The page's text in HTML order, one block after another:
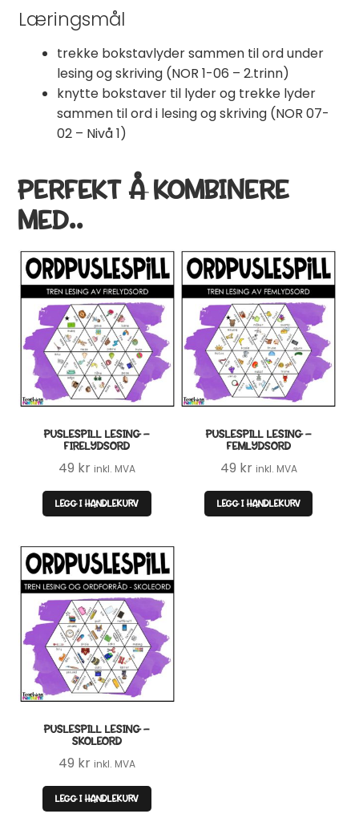
Læringsmål
trekke bokstavlyder sammen til ord under
lesing og skriving (NOR 1-06 – 2.trinn)
knytte bokstaver til lyder og trekke lyder
sammen til ord i lesing og skriving (NOR 07-
02 – Nivå 1)
PERFEKT Å KOMBINERE
MED..
PUSLESPILL LESING –
FIRELYDSORD
49 kr inkl. MVA
LEGG I HANDLEKURV
PUSLESPILL LESING –
FEMLYDSORD
49 kr inkl. MVA
LEGG I HANDLEKURV
PUSLESPILL LESING –
SKOLEORD
49 kr inkl. MVA
LEGG I HANDLEKURV